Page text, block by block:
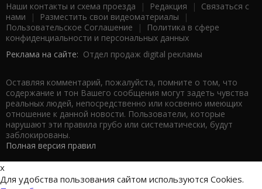
Наши контакты и схема проезда | Редакция | Связаться с
нами | Разместить свои видеоматериалы |
Пользовательское Соглашение |
Политика в сфере
конфиденциальности и персональных данных
Реклама на сайте: Отдел продаж digital рекламы
Оставляя комментарий, пожалуйста, помните о том, что
содержание и тон Вашего сообщения могут задеть чувства
реальных людей, непосредственно или косвенно имеющих
отношение к данной новости. Пользователи, которые
нарушают эти правила грубо или систематически, будут
заблокированы.
Полная версия правил
x
Для удобства пользования сайтом используются Cookies.